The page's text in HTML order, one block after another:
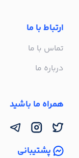
ارتباط با ما
تماس با ما
درباره ما
همراه ما باشید
پشتیبانی